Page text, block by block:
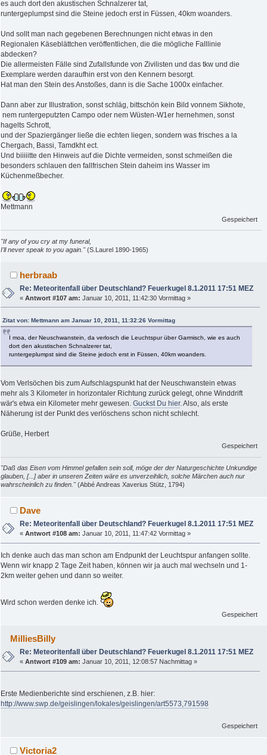
es auch dort den akustischen Schnalzerer tat,
runtergeplumpst sind die Steine jedoch erst in Füssen, 40km woanders.
Und sollt man nach gegebenen Berechnungen nicht etwas in den
Regionalen Käseblättchen veröffentlichen, die die mögliche Falllinie
abdecken?
Die allermeisten Fälle sind Zufallsfunde von Zivilisten und das tkw und die
Exemplare werden daraufhin erst von den Kennern besorgt.
Hat man den Stein des Anstoßes, dann is die Sache 1000x einfacher.
Dann aber zur Illustration, sonst schläg, bittschön kein Bild vonnem Sikhote,
nem runtergeputzten Campo oder nem Wüsten-W1er hernehmen, sonst
hagelts Schrott,
und der Spaziergänger ließe die echten liegen, sondern was frisches a la
Chergach, Bassi, Tamdkht ect.
Und biiiiitte den Hinweis auf die Dichte vermeiden, sonst schmeißen die
besonders schlauen den fallfrischen Stein daheim ins Wasser im
Küchenmeßbecher.
Mettmann
Gespeichert
"If any of you cry at my funeral,
I'll never speak to you again."(S.Laurel 1890-1965)
herbraab
Re: Meteoritenfall über Deutschland? Feuerkugel 8.1.2011 17:51 MEZ
«Antwort #107 am: Januar 10, 2011, 11:42:30 Vormittag »
Zitat von: Mettmann am Januar 10, 2011, 11:32:26 Vormittag
I moa, der Neuschwanstein, da verlosch die Leuchtspur über Garmisch, wie es auch
dort den akustischen Schnalzerer tat,
runtergeplumpst sind die Steine jedoch erst in Füssen, 40km woanders.
Vom Verlsöchen bis zum Aufschlagspunkt hat der Neuschwanstein etwas
mehr als 3 Kilometer in horizontaler Richtung zurück gelegt, ohne Winddrift
wär's etwa ein Kilometer mehr gewesen. Guckst Du hier. Also, als erste
Näherung ist der Punkt des verlöschens schon nicht schlecht.
Grüße, Herbert
Gespeichert
"Daß das Eisen vom Himmel gefallen sein soll, möge der der Naturgeschichte Unkundige
glauben, [...] aber in unseren Zeiten wäre es unverzeihlich, solche Märchen auch nur
wahrscheinlich zu finden."(Abbé Andreas Xaverius Stütz, 1794)
Dave
Re: Meteoritenfall über Deutschland? Feuerkugel 8.1.2011 17:51 MEZ
«Antwort #108 am: Januar 10, 2011, 11:47:42 Vormittag »
Ich denke auch das man schon am Endpunkt der Leuchtspur anfangen sollte.
Wenn wir knapp 2 Tage Zeit haben, können wir ja auch mal wechseln und 1-
2km weiter gehen und dann so weiter.
Wird schon werden denke ich.
Gespeichert
MilliesBilly
Re: Meteoritenfall über Deutschland? Feuerkugel 8.1.2011 17:51 MEZ
«Antwort #109 am: Januar 10, 2011, 12:08:57 Nachmittag »
Erste Medienberichte sind erschienen, z.B. hier:
http://www.swp.de/geislingen/lokales/geislingen/art5573,791598
Gespeichert
Victoria2